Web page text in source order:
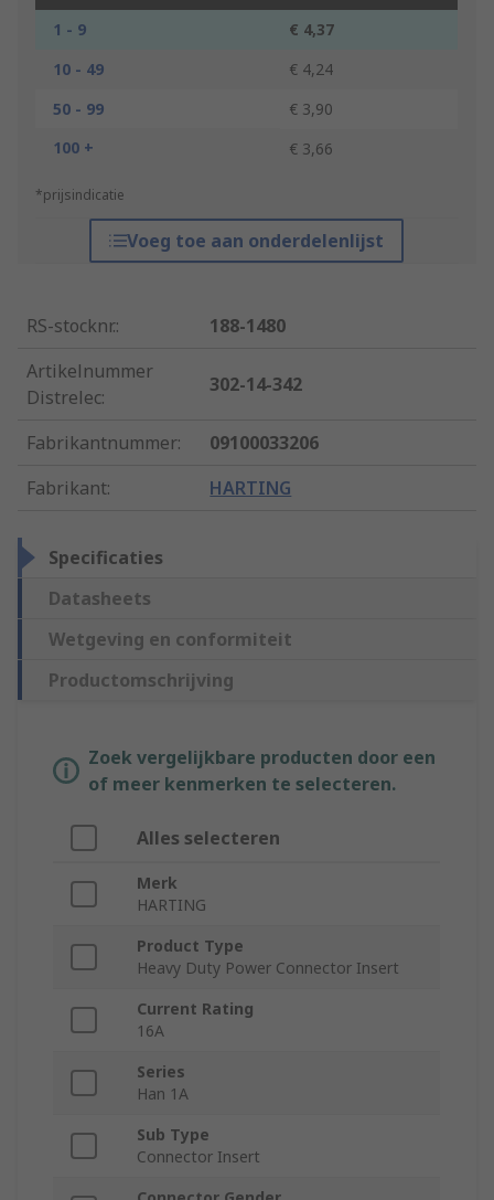
1 - 9
€ 4,37
10 - 49
€ 4,24
50 - 99
€ 3,90
100 +
€ 3,66
*prijsindicatie
Voeg toe aan onderdelenlijst
RS-stocknr.:
188-1480
Artikelnummer
Distrelec:
302-14-342
Fabrikantnummer:
09100033206
Fabrikant: HARTING
Specificaties
Datasheets
Wetgeving en conformiteit
Productomschrijving
Zoek vergelijkbare producten door een
of meer kenmerken te selecteren.
Alles selecteren
Merk
HARTING
Product Type
Heavy Duty Power Connector Insert
Current Rating
16A
Series
Han 1A
Sub Type
Connector Insert